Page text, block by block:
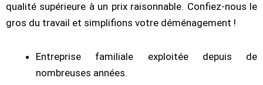
qualité supérieure à un prix raisonnable. Confiez-nous le
gros du travail et simplifions votre déménagement !
Entreprise familiale exploitée depuis de
nombreuses années.